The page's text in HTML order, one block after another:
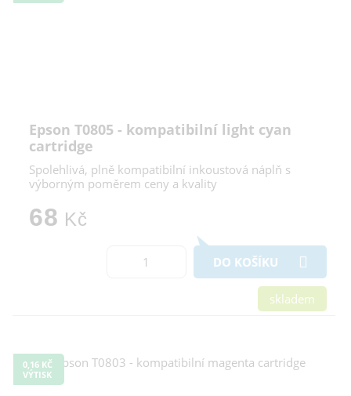
Epson T0805 - kompatibilní light cyan
cartridge
Spolehlivá, plně kompatibilní inkoustová náplň s
výborným poměrem ceny a kvality
68 Kč
DO KOŠÍKU
skladem
0,16 KČ
VÝTISK